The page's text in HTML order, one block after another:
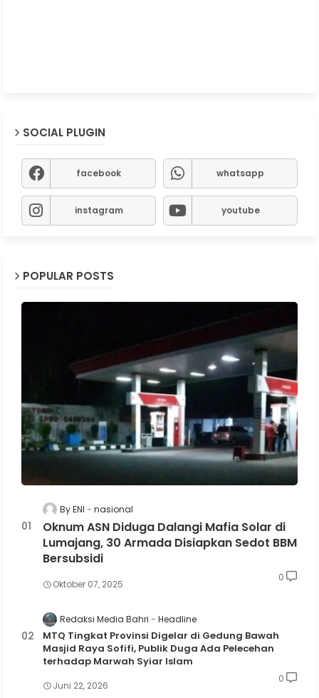
SOCIAL PLUGIN
facebook whatsapp
instagram youtube
POPULAR POSTS
By ENI nasional
Oknum ASN Diduga Dalangi Mafia Solar di
Lumajang, 30 Armada Disiapkan Sedot BBM
Bersubsidi
Oktober 07, 2025
0
Redaksi Media Bahri Headline
MTQ Tingkat Provinsi Digelar di Gedung Bawah
Masjid Raya Sofifi, Publik Duga Ada Pelecehan
terhadap Marwah Syiar Islam
Juni 22, 2026
0